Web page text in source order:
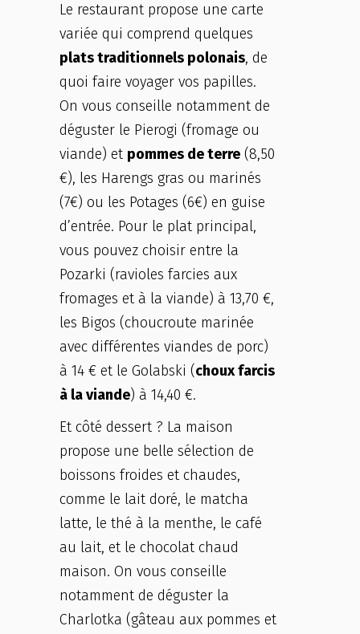
Le restaurant propose une carte
variée qui comprend quelques
plats traditionnels polonais, de
quoi faire voyager vos papilles.
On vous conseille notamment de
déguster le Pierogi (fromage ou
viande) et pommes de terre (8,50
€), les Harengs gras ou marinés
(7€) ou les Potages (6€) en guise
d’entrée. Pour le plat principal,
vous pouvez choisir entre la
Pozarki (ravioles farcies aux
fromages et à la viande) à 13,70 €,
les Bigos (choucroute marinée
avec différentes viandes de porc)
à 14 € et le Golabski (choux farcis
à la viande) à 14,40 €.
Et côté dessert ? La maison
propose une belle sélection de
boissons froides et chaudes,
comme le lait doré, le matcha
latte, le thé à la menthe, le café
au lait, et le chocolat chaud
maison. On vous conseille
notamment de déguster la
Charlotka (gâteau aux pommes et